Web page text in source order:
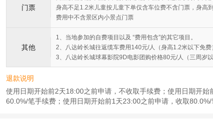
门票
身高不足1.2米儿童按儿童下单仅含车位费不含门票，身高
费用中不含景区内小景点门票
其他
1、当地参加的自费项目以及 “费用包含”的其它项目。
2、八达岭长城往返缆车费用140元/人（身高1.2米以下免费
3、八达岭长城球幕影院9D电影团购价格80元/人（三周岁
退款说明
使用日期开始前2天18:00之前申请，不收取手续费；使用日期开
60.0%/笔手续费；使用日期开始前1天23:00之前申请，收取